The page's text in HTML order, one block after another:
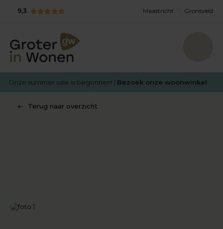
9,3 Maastricht Gronsveld
Onze summer sale is begonnen! | Bezoek onze woonwinkel
Terug naar overzicht